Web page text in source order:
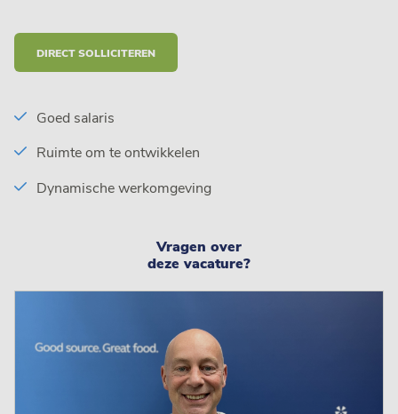
DIRECT SOLLICITEREN
Goed salaris
Ruimte om te ontwikkelen
Dynamische werkomgeving
Vragen over
deze vacature?